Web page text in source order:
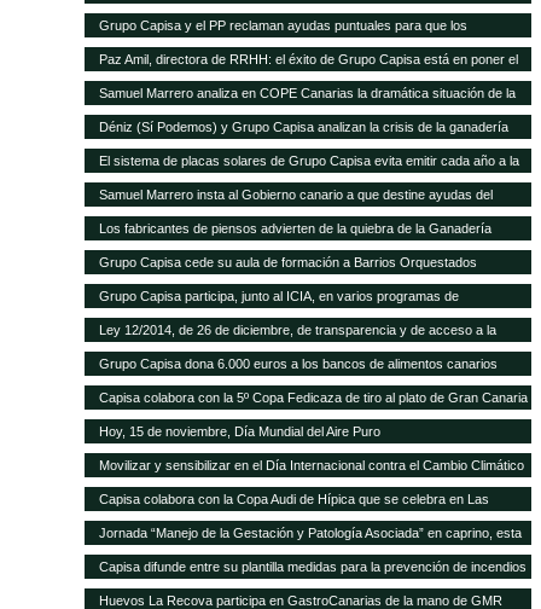
ganaderos canarios
Grupo Capisa y el PP reclaman ayudas puntuales para que los
ganaderos canarios puedan pagar la gran subida de la alimentación
animal
Paz Amil, directora de RRHH: el éxito de Grupo Capisa está en poner el
foco en las personas
Samuel Marrero analiza en COPE Canarias la dramática situación de la
ganadería canaria
Déniz (Sí Podemos) y Grupo Capisa analizan la crisis de la ganadería
canaria
El sistema de placas solares de Grupo Capisa evita emitir cada año a la
atmósfera 95,5 toneladas de CO2
Samuel Marrero insta al Gobierno canario a que destine ayudas del
Fondo de Recuperación a la ganadería, en peligro de desaparecer por la
crisis
Los fabricantes de piensos advierten de la quiebra de la Ganadería
canaria y demandan ayudas directas a las explotaciones
Grupo Capisa cede su aula de formación a Barrios Orquestados
Grupo Capisa participa, junto al ICIA, en varios programas de
investigación ganadera
Ley 12/2014, de 26 de diciembre, de transparencia y de acceso a la
información pública.
Grupo Capisa dona 6.000 euros a los bancos de alimentos canarios
Capisa colabora con la 5º Copa Fedicaza de tiro al plato de Gran Canaria
Hoy, 15 de noviembre, Día Mundial del Aire Puro
Movilizar y sensibilizar en el Día Internacional contra el Cambio Climático
Capisa colabora con la Copa Audi de Hípica que se celebra en Las
Palmas
Jornada “Manejo de la Gestación y Patología Asociada” en caprino, esta
tarde en el Aula Ganadera de Grupo Capisa
Capisa difunde entre su plantilla medidas para la prevención de incendios
Huevos La Recova participa en GastroCanarias de la mano de GMR